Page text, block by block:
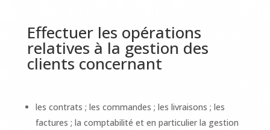
Effectuer les opérations
relatives à la gestion des
clients concernant
les contrats ; les commandes ; les livraisons ; les
factures ; la comptabilité et en particulier la gestion